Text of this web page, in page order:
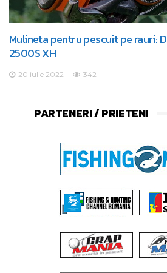
Mulineta pentru pescuit pe rauri:
2500S XH
20 iulie 2022 342
PARTENERI / PRIETENI